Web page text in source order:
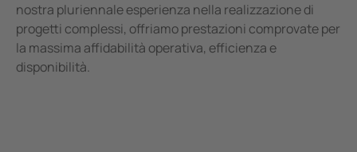
Ferrovie
Mobilità elettrica
Data Center
nostra pluriennale esperienza nella realizzazione di
progetti complessi, offriamo prestazioni comprovate per
la massima affidabilità operativa, efficienza e
disponibilità.